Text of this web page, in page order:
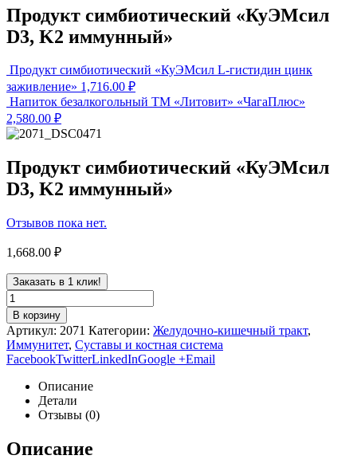
Продукт симбиотический «КуЭМсил
D3, K2 иммунный»
Продукт симбиотический «КуЭМсил L-гистидин цинк
заживление» 1,716.00 ₽
Напиток безалкогольный ТМ «Литовит» «ЧагаПлюс»
2,580.00 ₽
Продукт симбиотический «КуЭМсил
D3, K2 иммунный»
Отзывов пока нет.
1,668.00 ₽
Заказать в 1 клик!
В корзину
Артикул: 2071 Категории: Желудочно-кишечный тракт,
Иммунитет, Суставы и костная система
FacebookTwitterLinkedInGoogle +Email
Описание
Детали
Отзывы (0)
Описание